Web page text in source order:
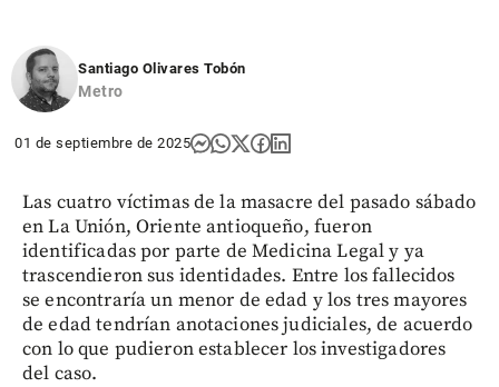
Santiago Olivares Tobón
Metro
01 de septiembre de 2025
Las cuatro víctimas de la masacre del pasado sábado
en La Unión, Oriente antioqueño, fueron
identificadas por parte de Medicina Legal y ya
trascendieron sus identidades. Entre los fallecidos
se encontraría un menor de edad y los tres mayores
de edad tendrían anotaciones judiciales, de acuerdo
con lo que pudieron establecer los investigadores
del caso.